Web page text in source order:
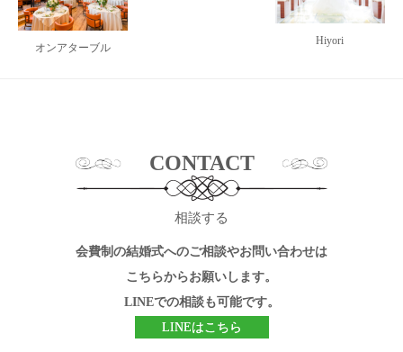
オンアターブル
Hiyori
CONTACT
相談する
会費制の結婚式へのご相談やお問い合わせは
こちらからお願いします。
LINEでの相談も可能です。
LINEはこちら